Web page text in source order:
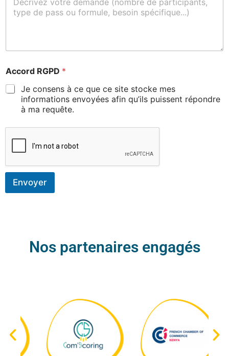
Accord RGPD *
Je consens à ce que ce site stocke mes
informations envoyées afin qu’ils puissent répondre
à ma requête.
Envoyer
Nos partenaires engagés